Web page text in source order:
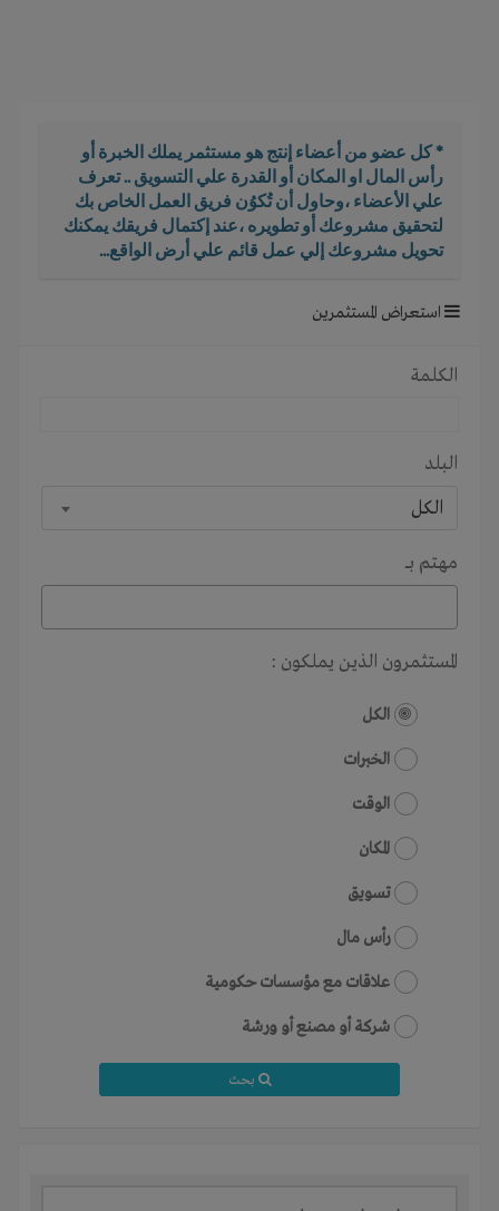
* كل عضو من أعضاء إنتج هو مستثمر يملك الخبرة أو
رأس المال او المكان أو القدرة علي التسويق .. تعرف
علي الأعضاء ،وحاول أن تُكوُن فريق العمل الخاص بك
لتحقيق مشروعك أو تطويره ،عند إكتمال فريقك يمكنك
تحويل مشروعك إلي عمل قائم علي أرض الواقع...
استعراض المستثمرين
الكلمة
البلد
الكل
مهتم بـــ
المستثمرون الذين يملكون :
الكل
الخبرات
الوقت
المكان
تسويق
رأس مال
علاقات مع مؤسسات حكومية
شركة أو مصنع أو ورشة